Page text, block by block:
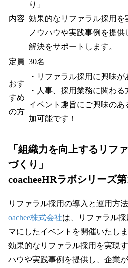
内容
り」
効果的なリファラル採用を
ノウハウや実践事例を提
解決をサポートします。
定員 30名
おす
すめ
の方
・リファラル採用に興味が
・人事、採用業務に関わる
イベント趣旨にご興味のあ
加可能です！
「組織力を向上するリフ
づくり」
coacheeHRラボシリーズ
リファラル採用の導入と運用方
oachee株式会社は、リファラル
マにしたイベントを開催いたし
効果的なリファラル採用を実現
ハウや実践事例を提供し、企業